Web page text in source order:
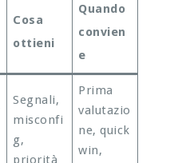
Cosa
ottieni
Quando
convien
e
Segnali,
misconfi
g,
priorità
Prima
valutazio
ne, quick
win,